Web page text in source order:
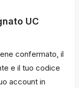
UC
confermato, il
e il tuo codice
account in